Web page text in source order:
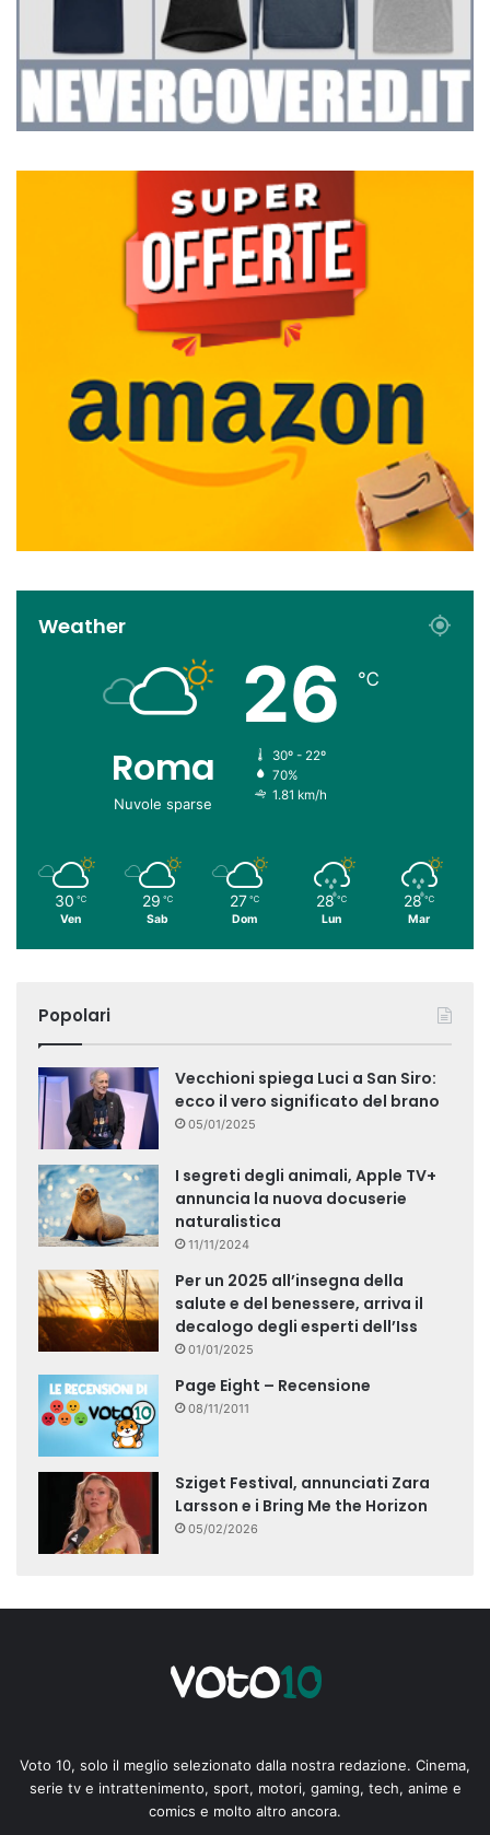
Weather
Roma
Nuvole sparse
26 ℃
30º - 22º
70%
1.81 km/h
30 ℃
Ven
29 ℃
Sab
27 ℃
Dom
28 ℃
Lun
28 ℃
Mar
Popolari
Vecchioni spiega Luci a San Siro:
ecco il vero significato del brano
05/01/2025
I segreti degli animali, Apple TV+
annuncia la nuova docuserie
naturalistica
11/11/2024
Per un 2025 all’insegna della
salute e del benessere, arriva il
decalogo degli esperti dell’Iss
01/01/2025
Page Eight – Recensione
08/11/2011
Sziget Festival, annunciati Zara
Larsson e i Bring Me the Horizon
05/02/2026
Voto 10, solo il meglio selezionato dalla nostra redazione. Cinema,
serie tv e intrattenimento, sport, motori, gaming, tech, anime e
comics e molto altro ancora.